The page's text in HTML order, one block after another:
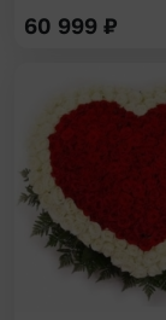
60 999 ₽